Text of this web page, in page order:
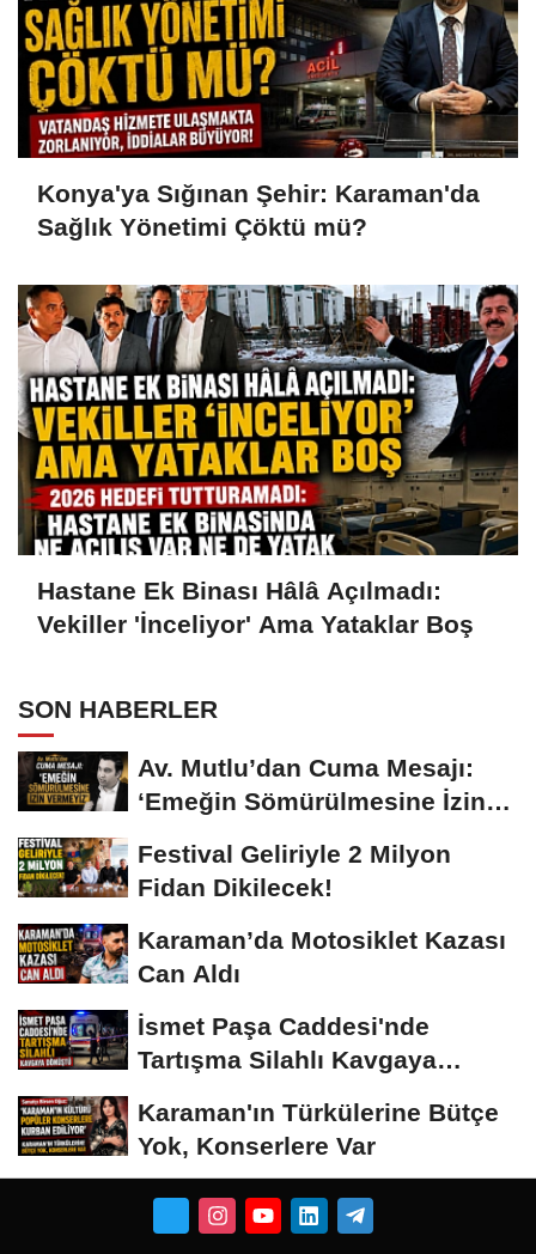
Konya'ya Sığınan Şehir: Karaman'da
Sağlık Yönetimi Çöktü mü?
Hastane Ek Binası Hâlâ Açılmadı:
Vekiller 'İnceliyor' Ama Yataklar Boş
SON HABERLER
Av. Mutlu’dan Cuma Mesajı:
‘Emeğin Sömürülmesine İzin
Festival Geliriyle 2 Milyon
Fidan Dikilecek!
Karaman’da Motosiklet Kazası
Can Aldı
İsmet Paşa Caddesi'nde
Tartışma Silahlı Kavgaya
Karaman'ın Türkülerine Bütçe
Yok, Konserlere Var